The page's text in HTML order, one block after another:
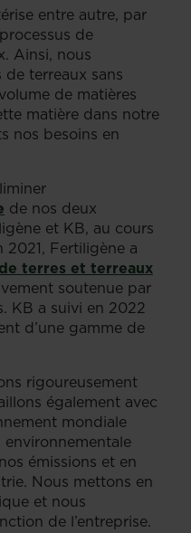
entre autre, par
de
Ainsi, nous
terreaux sans
de matières
matière dans notre
nos besoins en
de nos deux
et KB, au cours
2021, Fertiligène a
terres et terreaux
soutenue par
KB a suivi en 2022
d’une gamme de
rigoureusement
également avec
mondiale
émissions et en
Nous mettons en
et nous
de l’entreprise.